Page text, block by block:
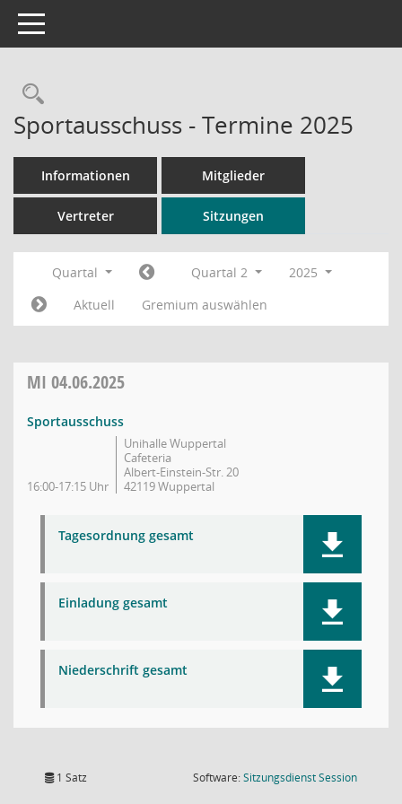
Toggle navigation
Rechercheauswahl
Sportausschuss - Termine 2025
Informationen Mitglieder
Vertreter Sitzungen
Quartal Quartal 2
2025
Aktuell
Gremium auswählen
MI 04.06.2025
Sportausschuss
16:00-17:15 Uhr
Unihalle Wuppertal
Cafeteria
Albert-Einstein-Str. 20
42119 Wuppertal
Tagesordnung gesamt
Einladung gesamt
Niederschrift gesamt
1 Satz Software:SitzungsdienstSession(Wird in